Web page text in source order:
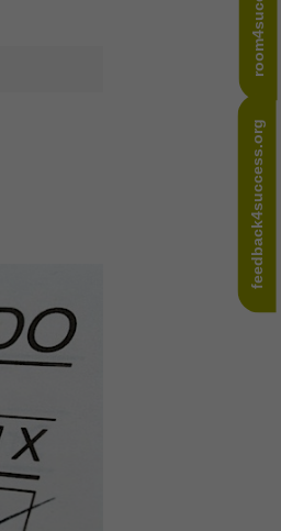
feedback4success.org